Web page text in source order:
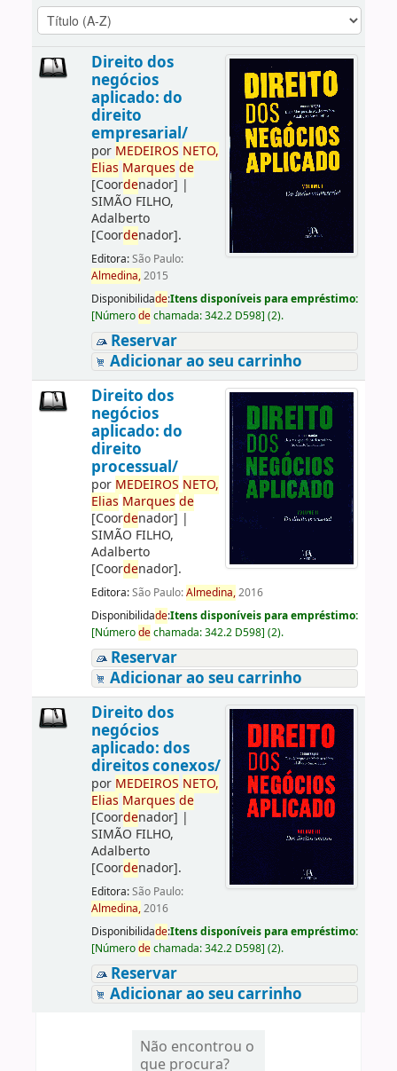
Direito dos
negócios
aplicado: do
direito
empresarial/
por MEDEIROS NETO,
Elias Marques de
[Coordenador] |
SIMÃO FILHO,
Adalberto
[Coordenador].
Editora:São Paulo:
Almedina,2015
Disponibilidade:Itens disponíveis para empréstimo:
[Númerodechamada:342.2 D598] (2).
Reservar
Adicionar ao seu carrinho
Direito dos
negócios
aplicado: do
direito
processual/
por MEDEIROS NETO,
Elias Marques de
[Coordenador] |
SIMÃO FILHO,
Adalberto
[Coordenador].
Editora:São Paulo:Almedina,2016
Disponibilidade:Itens disponíveis para empréstimo:
[Númerodechamada:342.2 D598] (2).
Reservar
Adicionar ao seu carrinho
Direito dos
negócios
aplicado: dos
direitos conexos/
por MEDEIROS NETO,
Elias Marques de
[Coordenador] |
SIMÃO FILHO,
Adalberto
[Coordenador].
Editora:São Paulo:
Almedina,2016
Disponibilidade:Itens disponíveis para empréstimo:
[Númerodechamada:342.2 D598] (2).
Reservar
Adicionar ao seu carrinho
Não encontrou o
que procura?